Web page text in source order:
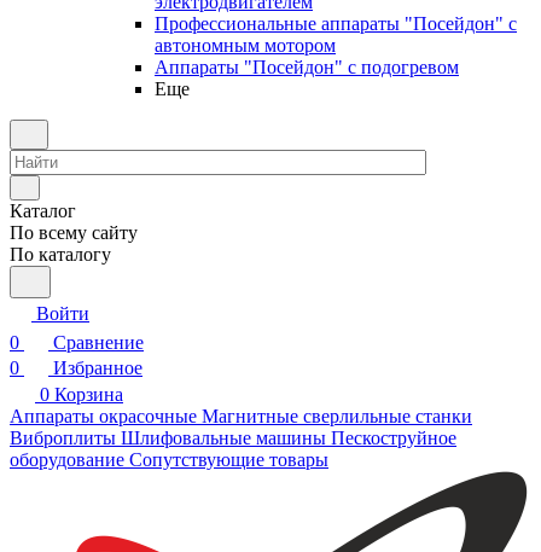
Профессиональные аппараты "Посейдон" с
автономным мотором
Аппараты "Посейдон" с подогревом
Еще
Каталог
По всему сайту
По каталогу
Войти
0
Сравнение
0
Избранное
0 Корзина
Аппараты окрасочные Магнитные сверлильные станки
Виброплиты Шлифовальные машины Пескоструйное
оборудование Сопутствующие товары